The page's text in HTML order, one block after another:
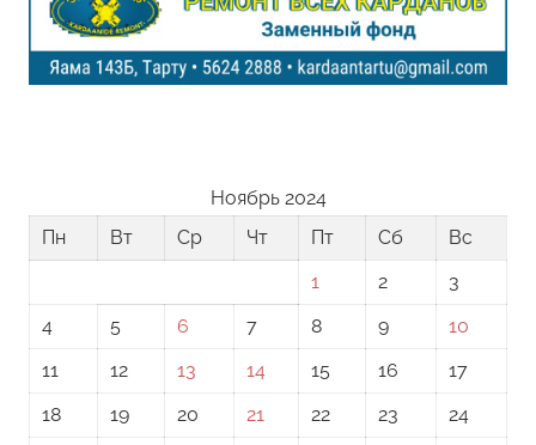
Ноябрь 2024
Пн
Вт Ср Чт Пт Сб
Вс
1
2
3
4
5 6 7 8 9
10
11
12 13 14 15 16
17
18
19 20 21 22 23
24